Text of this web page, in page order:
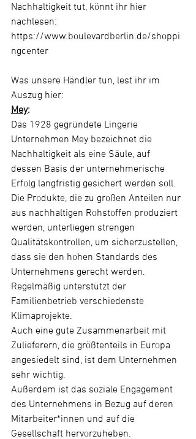
Nachhaltigkeit tut, könnt ihr hier
nachlesen:
https://www.boulevardberlin.de/shoppi
ngcenter
Was unsere Händler tun, lest ihr im
Auszug hier:
Mey:
Das 1928 gegründete Lingerie
Unternehmen Mey bezeichnet die
Nachhaltigkeit als eine Säule, auf
dessen Basis der unternehmerische
Erfolg langfristig gesichert werden soll.
Die Produkte, die zu großen Anteilen nur
aus nachhaltigen Rohstoffen produziert
werden, unterliegen strengen
Qualitätskontrollen, um sicherzustellen,
dass sie den hohen Standards des
Unternehmens gerecht werden.
Regelmäßig unterstützt der
Familienbetrieb verschiedenste
Klimaprojekte.
Auch eine gute Zusammenarbeit mit
Zulieferern, die größtenteils in Europa
angesiedelt sind, ist dem Unternehmen
sehr wichtig.
Außerdem ist das soziale Engagement
des Unternehmens in Bezug auf deren
Mitarbeiter*innen und auf die
Gesellschaft hervorzuheben.